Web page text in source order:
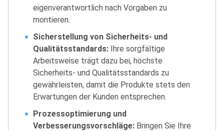
eigenverantwortlich nach Vorgaben zu
montieren.
Sicherstellung von Sicherheits- und
Qualitätsstandards: Ihre sorgfältige
Arbeitsweise trägt dazu bei, höchste
Sicherheits- und Qualitätsstandards zu
gewährleisten, damit die Produkte stets den
Erwartungen der Kunden entsprechen.
Prozessoptimierung und
Verbesserungsvorschläge: Bringen Sie Ihre